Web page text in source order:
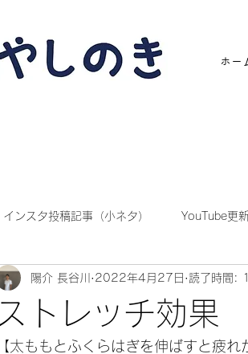
ホー
インスタ投稿記事（小ネタ） YouTube更
ストレッチ効果
陽介 長谷川 2022年4月27日 読了時間:
【太ももとふくらはぎを伸ばすと疲れ